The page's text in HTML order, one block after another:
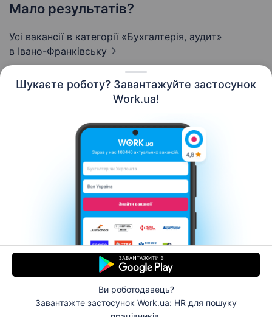
Шукаєте роботу? Завантажуйте застосунок
Work.ua!
Ви роботодавець?
Завантажте застосунок Work.ua: HR для пошуку
Мало результатів?
Усі вакансії в категорії «Бухгалтерія, аудит»
в Івано-Франківську
Контакти Про нас
Кар’єра
Допомога Умови використання
© 2006–2026 Work.ua. Сервіс пошуку роботи №1 в